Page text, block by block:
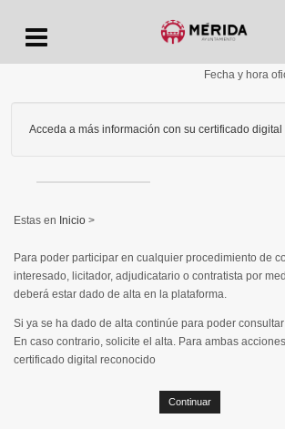
Fecha y hora
Acceda a más información con su certificado digital
Inicio >
Para poder participar en cualquier procedimiento de
interesado, licitador, adjudicatario o contratista por
deberá estar dado de alta en la plataforma.
Si ya se ha dado de alta continúe para poder
En caso contrario, solicite el alta. Para ambas
certificado digital reconocido
Continuar